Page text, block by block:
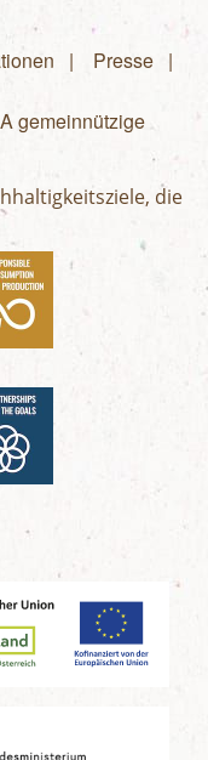
Presse
gemeinnützige
die